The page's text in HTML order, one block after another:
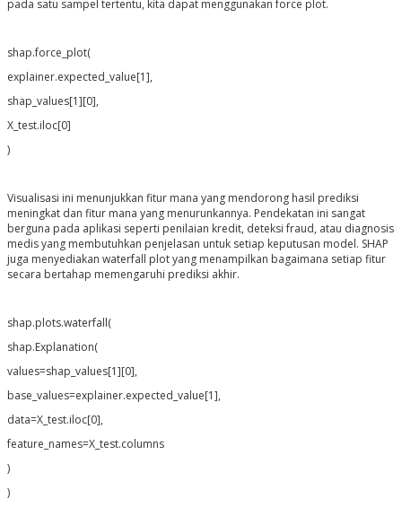
pada satu sampel tertentu, kita dapat menggunakan force plot.
shap.force_plot(
explainer.expected_value[1],
shap_values[1][0],
X_test.iloc[0]
)
Visualisasi ini menunjukkan fitur mana yang mendorong hasil prediksi
meningkat dan fitur mana yang menurunkannya. Pendekatan ini sangat
berguna pada aplikasi seperti penilaian kredit, deteksi fraud, atau diagnosis
medis yang membutuhkan penjelasan untuk setiap keputusan model. SHAP
juga menyediakan waterfall plot yang menampilkan bagaimana setiap fitur
secara bertahap memengaruhi prediksi akhir.
shap.plots.waterfall(
shap.Explanation(
values=shap_values[1][0],
base_values=explainer.expected_value[1],
data=X_test.iloc[0],
feature_names=X_test.columns
)
)